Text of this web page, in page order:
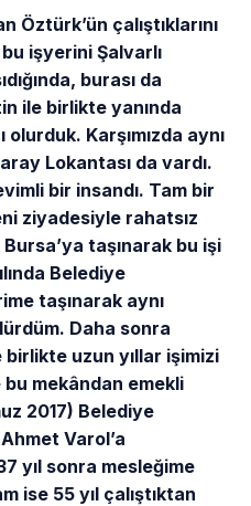
Öztürk’ün çalıştıklarını
işyerini Şalvarlı
burası da
ile birlikte yanında
olurduk. Karşımızda aynı
Lokantası da vardı.
bir insandı. Tam bir
ziyadesiyle rahatsız
taşınarak bu işi
Belediye
taşınarak aynı
Daha sonra
birlikte uzun yıllar işimizi
mekândan emekli
2017) Belediye
Varol’a
yıl sonra mesleğime
ise 55 yıl çalıştıktan